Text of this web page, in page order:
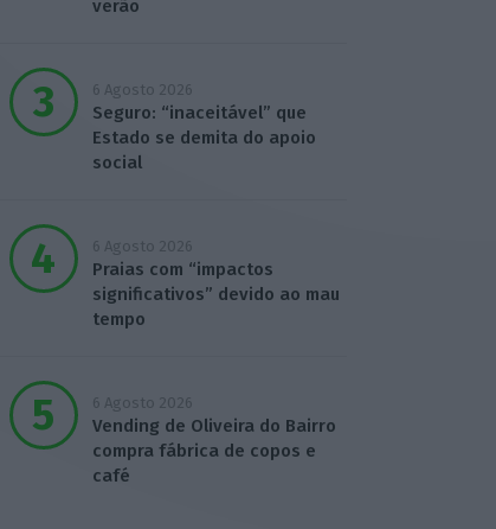
verão
6 Agosto 2026
Seguro: “inaceitável” que
Estado se demita do apoio
social
6 Agosto 2026
Praias com “impactos
significativos” devido ao mau
tempo
6 Agosto 2026
Vending de Oliveira do Bairro
compra fábrica de copos e
café